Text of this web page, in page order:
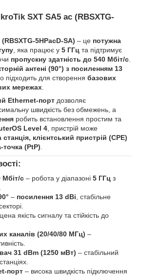
SXT SA5 ac (RBSXTG-
5HPacD-SA) – це потужна
, яка працює у 5 ГГц та підтримує
пропускну здатність до 540 Мбіт/с
антені (90°) з посиленням 13
підходить для створення базових
мережах
Ethernet-порт дозволяє
швидкість без обмежень, а
робить встановлення простим та
Level 4 , пристрій може
станція, клієнтський пристрій (CPE)
точка (PtP)
Мбіт/с – робота у діапазоні 5 ГГц з
.
– посилення 13 dBi, стабільне
якість сигналу та стійкість до
каналів (20/40/80 МГц) –
31 dBm (1250 мВт) – стабільний
порт – висока швидкість підключення